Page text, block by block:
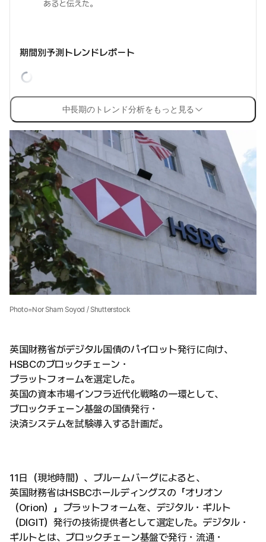
あると伝えた。
期間別予測トレンドレポート
中長期のトレンド分析をもっと見る
Photo=Nor Sham Soyod / Shutterstock
英国財務省がデジタル国債のパイロット発行に向け、
HSBCのブロックチェーン・
プラットフォームを選定した。
英国の資本市場インフラ近代化戦略の一環として、
ブロックチェーン基盤の国債発行・
決済システムを試験導入する計画だ。
11日（現地時間）、ブルームバーグによると、
英国財務省はHSBCホールディングスの「オリオン
（Orion）」プラットフォームを、デジタル・ギルト
（DIGIT）発行の技術提供者として選定した。デジタル・
ギルトとは、ブロックチェーン基盤で発行・流通・